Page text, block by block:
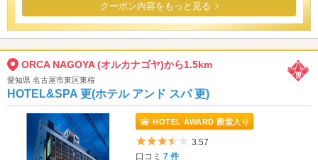
クーポン内容をもっと見る
ORCA NAGOYA (オルカナゴヤ)から1.5km
愛知県 名古屋市東区東桜
HOTEL&SPA 更(ホテル アンド スパ 更)
HOTEL AWARD 殿堂入り
5つ星のうち3.5
3.57
口コミ7 件